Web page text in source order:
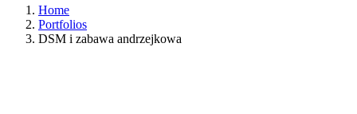
Home
Portfolios
DSM i zabawa andrzejkowa